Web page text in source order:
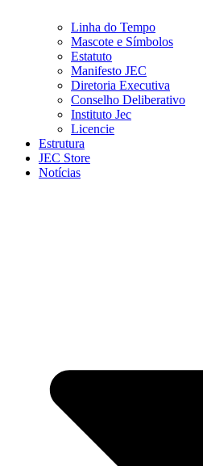
Linha do Tempo
Mascote e Símbolos
Estatuto
Manifesto JEC
Diretoria Executiva
Conselho Deliberativo
Instituto Jec
Licencie
Estrutura
JEC Store
Notícias